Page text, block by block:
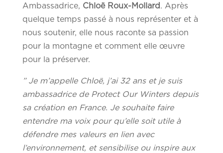
Ambassadrice, Chloë Roux-Mollard . Après
quelque temps passé à nous représenter et à
nous soutenir, elle nous raconte sa passion
pour la montagne et comment elle œuvre
pour la préserver.
” Je m’appelle Chloë, j’ai 32 ans et je suis
ambassadrice de Protect Our Winters depuis
sa création en France. Je souhaite faire
entendre ma voix pour qu’elle soit utile à
défendre mes valeurs en lien avec
l’environnement, et sensibilise ou inspire aux